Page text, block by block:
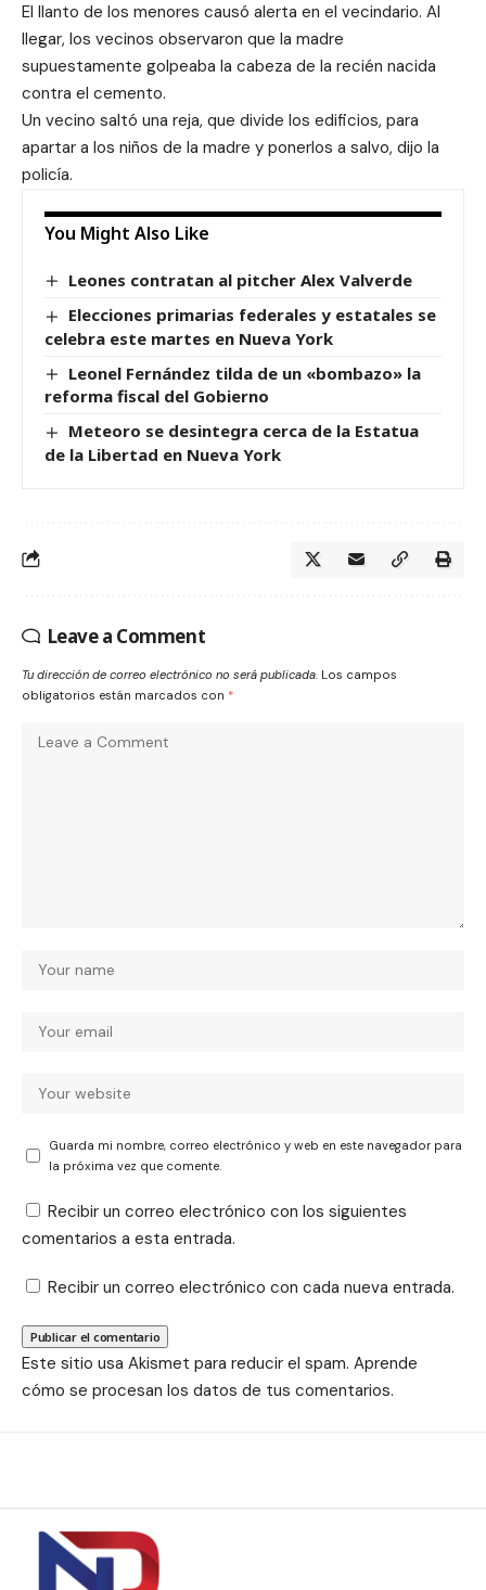
El llanto de los menores causó alerta en el vecindario. Al
llegar, los vecinos observaron que la madre
supuestamente golpeaba la cabeza de la recién nacida
contra el cemento.
Un vecino saltó una reja, que divide los edificios, para
apartar a los niños de la madre y ponerlos a salvo, dijo la
policía.
You Might Also Like
Leones contratan al pitcher Alex Valverde
Elecciones primarias federales y estatales se
celebra este martes en Nueva York
Leonel Fernández tilda de un «bombazo» la
reforma fiscal del Gobierno
Meteoro se desintegra cerca de la Estatua
de la Libertad en Nueva York
Leave a Comment
Tu dirección de correo electrónico no será publicada. Los campos
obligatorios están marcados con *
Guarda mi nombre, correo electrónico y web en este navegador para
la próxima vez que comente.
Recibir un correo electrónico con los siguientes
comentarios a esta entrada.
Recibir un correo electrónico con cada nueva entrada.
Este sitio usa Akismet para reducir el spam. Aprende
cómo se procesan los datos de tus comentarios.